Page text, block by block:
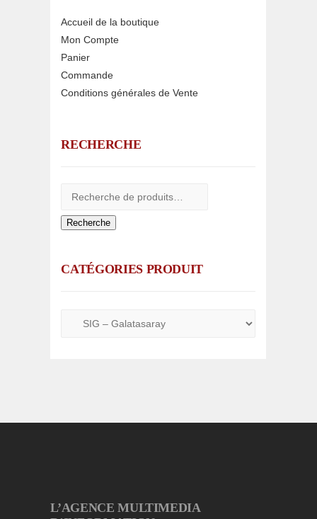
Accueil de la boutique
Mon Compte
Panier
Commande
Conditions générales de Vente
RECHERCHE
Recherche
CATÉGORIES PRODUIT
L’AGENCE MULTIMEDIA